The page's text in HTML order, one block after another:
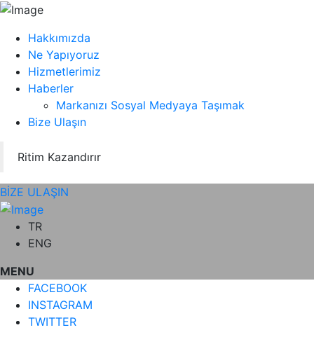
Hakkımızda
Ne Yapıyoruz
Hizmetlerimiz
Haberler
Markanızı Sosyal Medyaya Taşımak
Bize Ulaşın
Ritim Kazandırır
BİZE ULAŞIN
TR
ENG
MENU
FACEBOOK
INSTAGRAM
TWITTER